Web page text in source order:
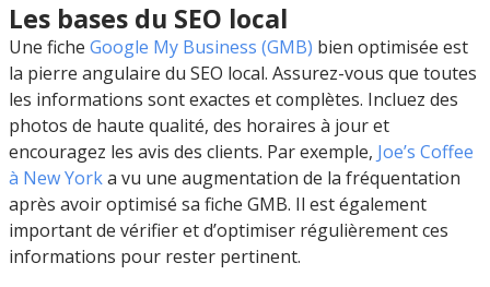
Les bases du SEO local
Une fiche Google My Business (GMB) bien optimisée est
la pierre angulaire du SEO local. Assurez-vous que toutes
les informations sont exactes et complètes. Incluez des
photos de haute qualité, des horaires à jour et
encouragez les avis des clients. Par exemple, Joe’s Coffee
à New Yorka vu une augmentation de la fréquentation
après avoir optimisé sa fiche GMB. Il est également
important de vérifier et d’optimiser régulièrement ces
informations pour rester pertinent.